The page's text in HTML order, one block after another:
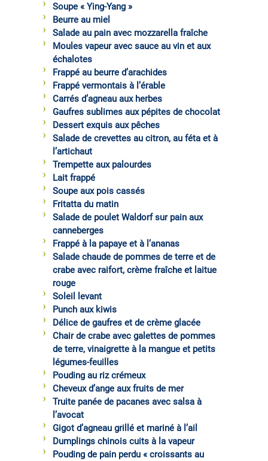
Soupe « Ying-Yang »
Beurre au miel
Salade au pain avec mozzarella fraîche
Moules vapeur avec sauce au vin et aux
échalotes
Frappé au beurre d’arachides
Frappé vermontais à l’érable
Carrés d’agneau aux herbes
Gaufres sublimes aux pépites de chocolat
Dessert exquis aux pêches
Salade de crevettes au citron, au féta et à
l’artichaut
Trempette aux palourdes
Lait frappé
Soupe aux pois cassés
Fritatta du matin
Salade de poulet Waldorf sur pain aux
canneberges
Frappé à la papaye et à l’ananas
Salade chaude de pommes de terre et de
crabe avec raifort, crème fraîche et laitue
rouge
Soleil levant
Punch aux kiwis
Délice de gaufres et de crème glacée
Chair de crabe avec galettes de pommes
de terre, vinaigrette à la mangue et petits
légumes-feuilles
Pouding au riz crémeux
Cheveux d’ange aux fruits de mer
Truite panée de pacanes avec salsa à
l’avocat
Gigot d’agneau grillé et mariné à l’ail
Dumplings chinois cuits à la vapeur
Pouding de pain perdu « croissants au